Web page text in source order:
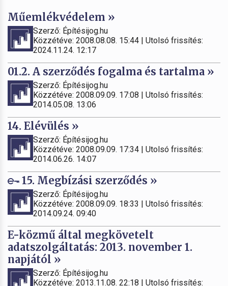
Műemlékvédelem »
Szerző: Építésijog.hu
Közzétéve: 2008.08.08. 15:44 | Utolsó frissítés:
2024.11.24. 12:17
01.2. A szerződés fogalma és tartalma »
Szerző: Építésijog.hu
Közzétéve: 2008.09.09. 17:08 | Utolsó frissítés:
2014.05.08. 13:06
14. Elévülés »
Szerző: Építésijog.hu
Közzétéve: 2008.09.09. 17:34 | Utolsó frissítés:
2014.06.26. 14:07
15. Megbízási szerződés »
Szerző: Építésijog.hu
Közzétéve: 2008.09.09. 18:33 | Utolsó frissítés:
2014.09.24. 09:40
E-közmű által megkövetelt
adatszolgáltatás: 2013. november 1.
napjától »
Szerző: Építésijog.hu
Közzétéve: 2013.11.08. 22:18 | Utolsó frissítés: